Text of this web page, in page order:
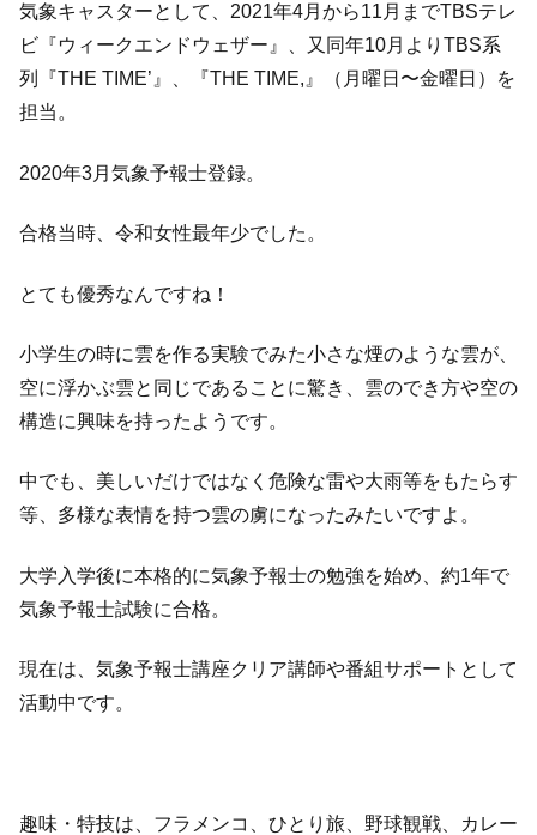
気象キャスターとして、2021年4月から11月までTBSテレ
ビ『ウィークエンドウェザー』、又同年10月よりTBS系
列『THE TIME’』、『THE TIME,』（月曜日〜金曜日）を
担当。
2020年3月気象予報士登録。
合格当時、令和女性最年少でした。
とても優秀なんですね！
小学生の時に雲を作る実験でみた小さな煙のような雲が、
空に浮かぶ雲と同じであることに驚き、雲のでき方や空の
構造に興味を持ったようです。
中でも、美しいだけではなく危険な雷や大雨等をもたらす
等、多様な表情を持つ雲の虜になったみたいですよ。
大学入学後に本格的に気象予報士の勉強を始め、約1年で
気象予報士試験に合格。
現在は、気象予報士講座クリア講師や番組サポートとして
活動中です。
趣味・特技は、フラメンコ、ひとり旅、野球観戦、カレー